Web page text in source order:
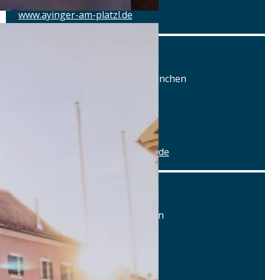
www.ayinger-am-platzl.de
Wendl-Dietrich-Str. 5, 80634 München
Tel.: Tel.: 089-95875091
www.ayinger-am-rotkreuzplatz.de
Mariahilfplatz 4, 81541 München
Tel.: Tel.: 089-6223373666
Details